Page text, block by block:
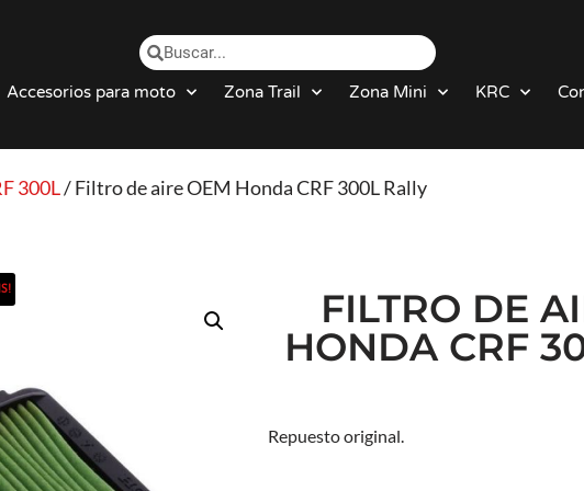
Accesorios para moto Zona Trail Zona Mini KRC
300L/ Filtro de aire OEM Honda CRF 300L Rally
FILTRO DE
HONDA CRF
Repuesto original.